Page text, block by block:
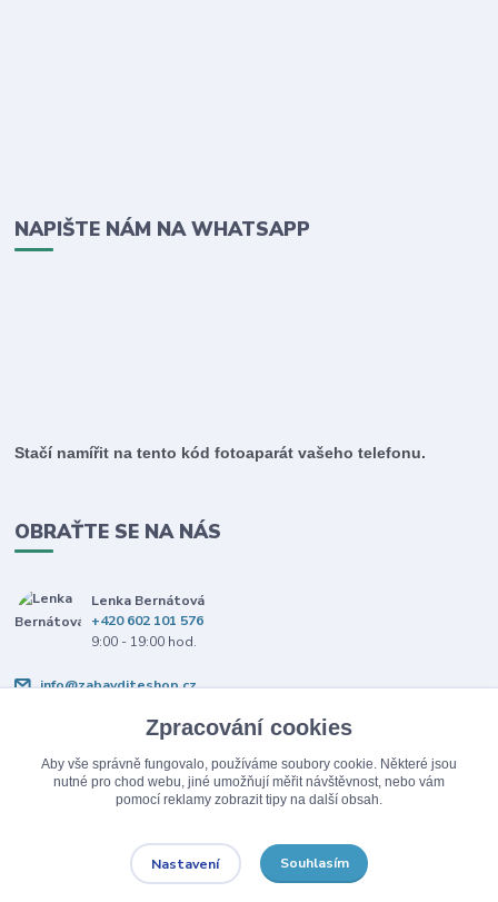
NAPIŠTE NÁM NA WHATSAPP
Stačí namířit na tento kód fotoaparát vašeho telefonu.
OBRAŤTE SE NA NÁS
Lenka Bernátová
+420 602 101 576
9:00 - 19:00 hod.
info@zabavditeshop.cz
Upravit sběr cookies.
Zpracování cookies
Aby vše správně fungovalo, používáme soubory cookie. Některé jsou
nutné pro chod webu, jiné umožňují měřit návštěvnost, nebo vám
pomocí reklamy zobrazit tipy na další obsah.
Nastavení Souhlasím